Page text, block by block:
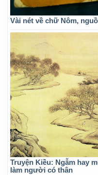
Vài nét về chữ Nôm,
Truyện Kiều: Ngẫm hay
làm người có thân